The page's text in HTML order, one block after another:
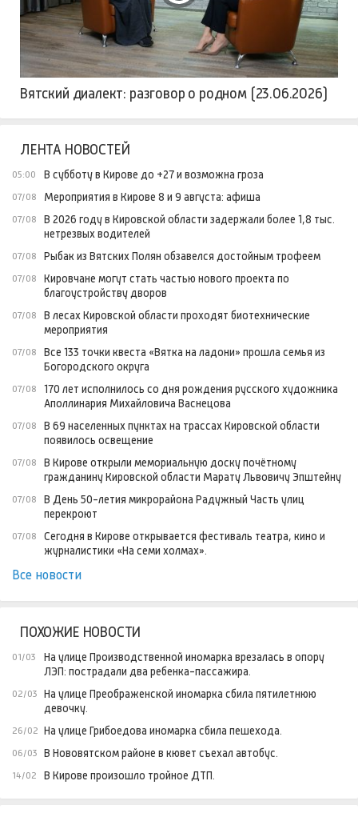
Вятский диалект: разговор о родном (23.06.2026)
ЛЕНТА НОВОСТЕЙ
05:00 В субботу в Кирове до +27 и возможна гроза
07/08 Мероприятия в Кирове 8 и 9 августа: афиша
07/08
В 2026 году в Кировской области задержали более 1,8 тыс.
нетрезвых водителей
07/08 Рыбак из Вятских Полян обзавелся достойным трофеем
07/08
Кировчане могут стать частью нового проекта по
благоустройству дворов
07/08
В лесах Кировской области проходят биотехнические
мероприятия
07/08
Все 133 точки квеста «Вятка на ладони» прошла семья из
Богородского округа
07/08
170 лет исполнилось со дня рождения русского художника
Аполлинария Михайловича Васнецова
07/08
В 69 населенных пунктах на трассах Кировской области
появилось освещение
07/08
В Кирове открыли мемориальную доску почётному
гражданину Кировской области Марату Львовичу Эпштейну
07/08
В День 50-летия микрорайона Радужный Часть улиц
перекроют
07/08
Сегодня в Кирове открывается фестиваль театра, кино и
журналистики «На семи холмах».
Все новости
ПОХОЖИЕ НОВОСТИ
01/03
На улице Производственной иномарка врезалась в опору
ЛЭП: пострадали два ребенка-пассажира.
02/03
На улице Преображенской иномарка сбила пятилетнюю
девочку.
26/02 На улице Грибоедова иномарка сбила пешехода.
06/03 В Нововятском районе в кювет съехал автобус.
14/02 В Кирове произошло тройное ДТП.